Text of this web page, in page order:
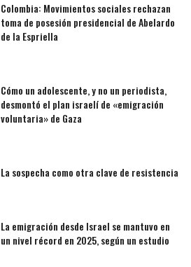
Colombia: Movimientos sociales rechazan
toma de posesión presidencial de Abelardo
de la Espriella
Cómo un adolescente, y no un periodista,
desmontó el plan israelí de «emigración
voluntaria» de Gaza
La sospecha como otra clave de resistencia
La emigración desde Israel se mantuvo en
un nivel récord en 2025, según un estudio